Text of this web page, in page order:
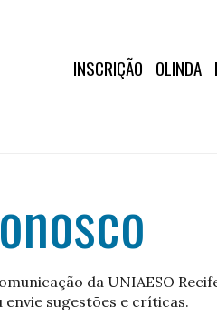
INSCRIÇÃO OLINDA
da UNIAESO
envie sugestões e críticas.